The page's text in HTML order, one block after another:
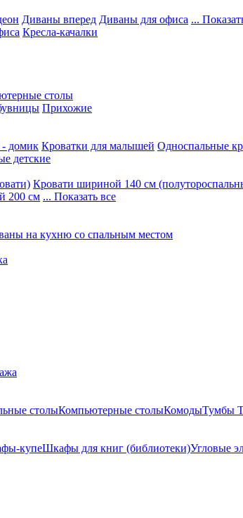
Диваны вперед Диваны для офиса ...
Кресла-качалки
столы
Прихожие
- домик Кроватки для малышей Односпальные
детские
Кровати шириной 140 см
200 см ... Показать все
на кухню со спальным местом
столыКомпьютерные столыКомодыТумбы
купеШкафы для книг (библиотеки)Угловые